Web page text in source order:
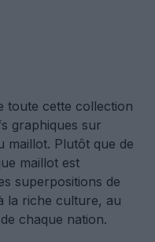
toute cette collection
graphiques sur
maillot. Plutôt que de
maillot est
superpositions de
la riche culture, au
chaque nation.